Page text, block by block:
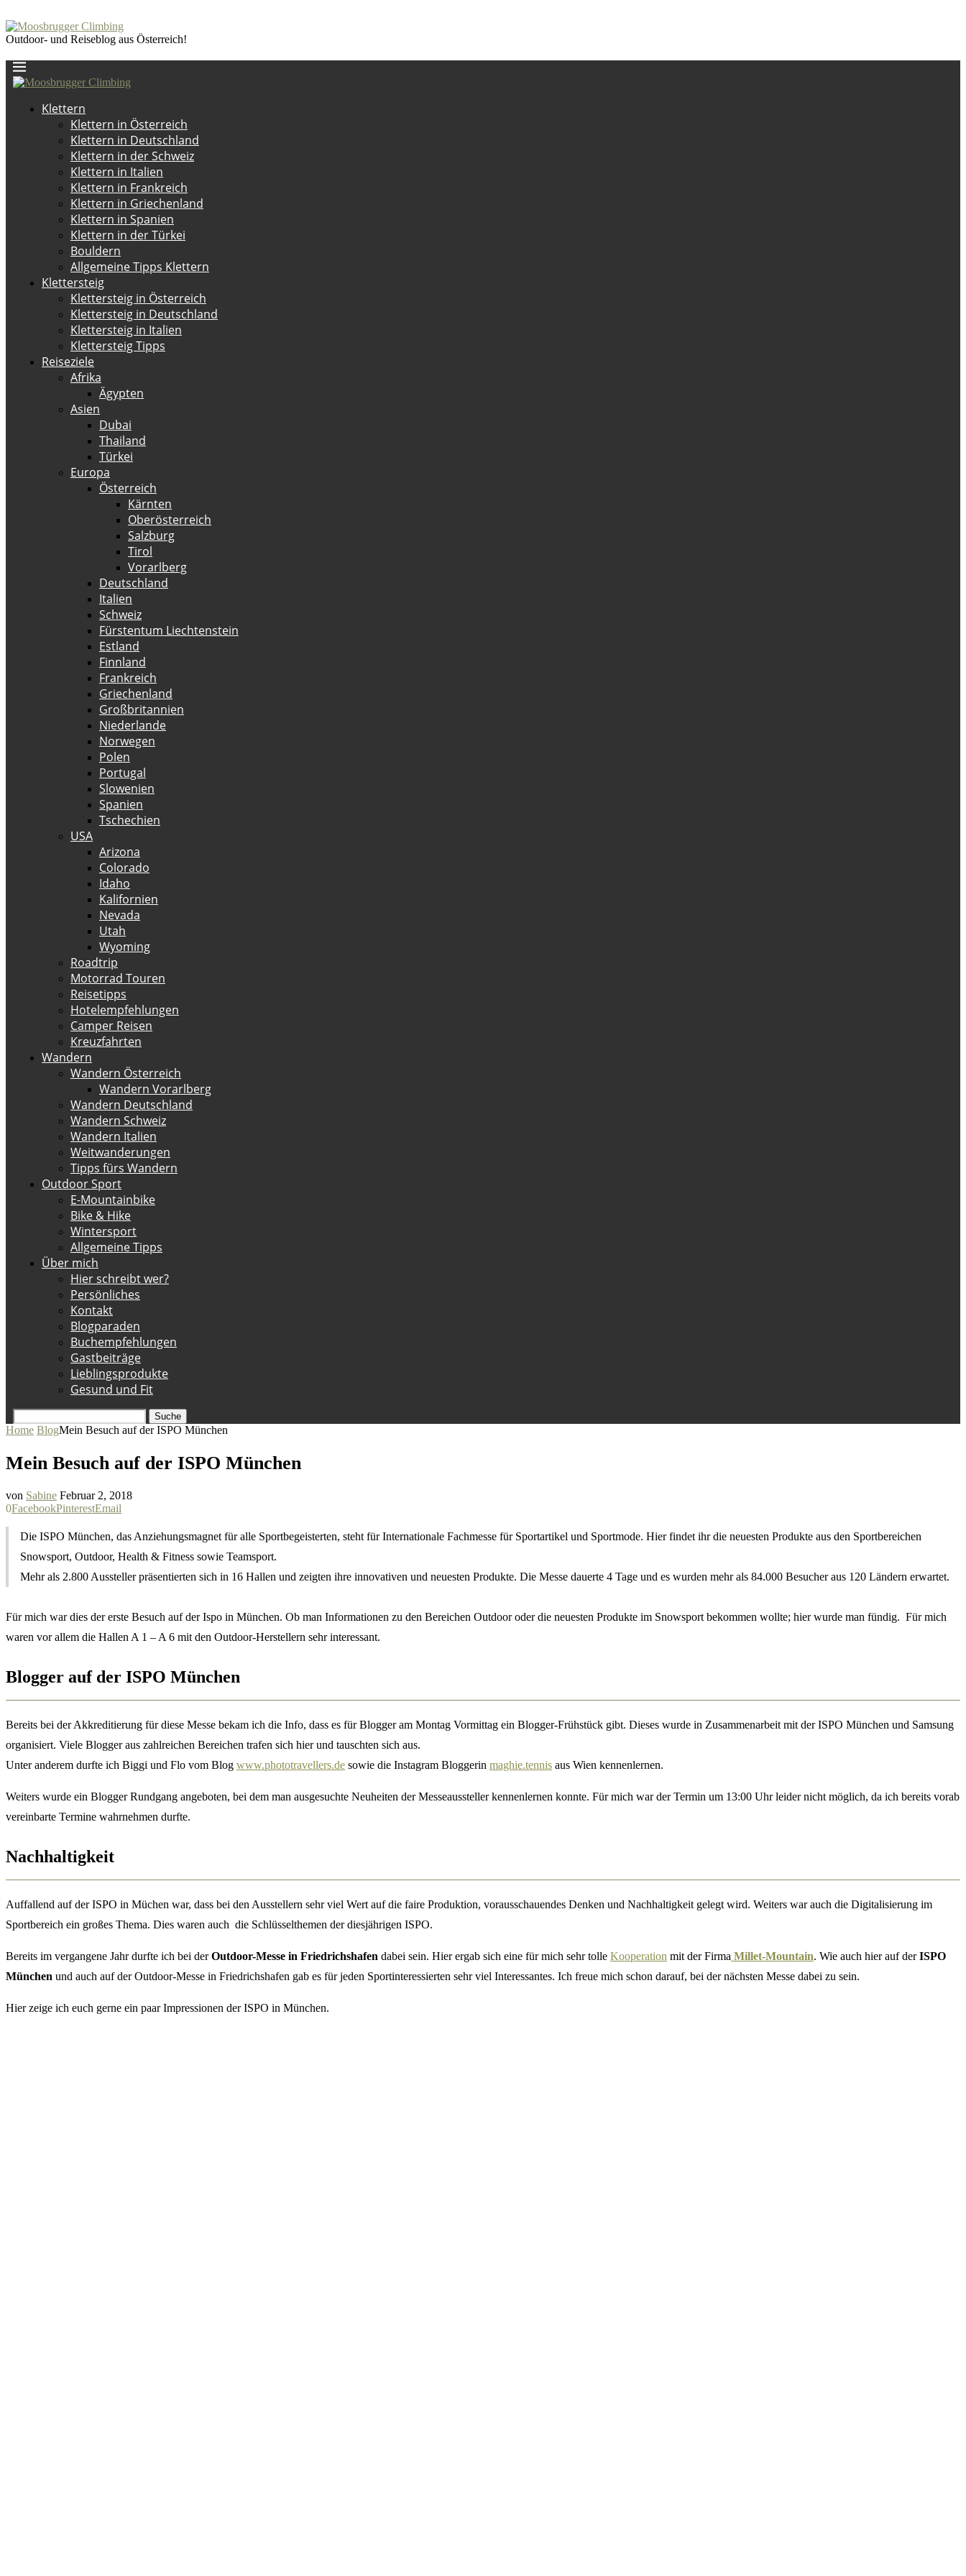
Outdoor- und Reiseblog aus Österreich!
Klettern
Klettern in Österreich
Klettern in Deutschland
Klettern in der Schweiz
Klettern in Italien
Klettern in Frankreich
Klettern in Griechenland
Klettern in Spanien
Klettern in der Türkei
Bouldern
Allgemeine Tipps Klettern
Klettersteig
Klettersteig in Österreich
Klettersteig in Deutschland
Klettersteig in Italien
Klettersteig Tipps
Reiseziele
Afrika
Ägypten
Asien
Dubai
Thailand
Türkei
Europa
Österreich
Kärnten
Oberösterreich
Salzburg
Tirol
Vorarlberg
Deutschland
Italien
Schweiz
Fürstentum Liechtenstein
Estland
Finnland
Frankreich
Griechenland
Großbritannien
Niederlande
Norwegen
Polen
Portugal
Slowenien
Spanien
Tschechien
USA
Arizona
Colorado
Idaho
Kalifornien
Nevada
Utah
Wyoming
Roadtrip
Motorrad Touren
Reisetipps
Hotelempfehlungen
Camper Reisen
Kreuzfahrten
Wandern
Wandern Österreich
Wandern Vorarlberg
Wandern Deutschland
Wandern Schweiz
Wandern Italien
Weitwanderungen
Tipps fürs Wandern
Outdoor Sport
E-Mountainbike
Bike & Hike
Wintersport
Allgemeine Tipps
Über mich
Hier schreibt wer?
Persönliches
Kontakt
Blogparaden
Buchempfehlungen
Gastbeiträge
Lieblingsprodukte
Gesund und Fit
Suche
Home BlogMein Besuch auf der ISPO München
Mein Besuch auf der ISPO München
von Sabine Februar 2, 2018
0FacebookPinterestEmail
Die ISPO München, das Anziehungsmagnet für alle Sportbegeisterten, steht für Internationale Fachmesse für Sportartikel und Sportmode. Hier findet ihr die neuesten Produkte aus den Sportbereichen
Snowsport, Outdoor, Health & Fitness sowie Teamsport.
Mehr als 2.800 Aussteller präsentierten sich in 16 Hallen und zeigten ihre innovativen und neuesten Produkte. Die Messe dauerte 4 Tage und es wurden mehr als 84.000 Besucher aus 120 Ländern erwartet.
Für mich war dies der erste Besuch auf der Ispo in München. Ob man Informationen zu den Bereichen Outdoor oder die neuesten Produkte im Snowsport bekommen wollte; hier wurde man fündig. Für mich
waren vor allem die Hallen A 1 – A 6 mit den Outdoor-Herstellern sehr interessant.
Blogger auf der ISPO München
Bereits bei der Akkreditierung für diese Messe bekam ich die Info, dass es für Blogger am Montag Vormittag ein Blogger-Frühstück gibt. Dieses wurde in Zusammenarbeit mit der ISPO München und Samsung
organisiert. Viele Blogger aus zahlreichen Bereichen trafen sich hier und tauschten sich aus.
Unter anderem durfte ich Biggi und Flo vom Blog www.phototravellers.de sowie die Instagram Bloggerin maghie.tennis aus Wien kennenlernen.
Weiters wurde ein Blogger Rundgang angeboten, bei dem man ausgesuchte Neuheiten der Messeaussteller kennenlernen konnte. Für mich war der Termin um 13:00 Uhr leider nicht möglich, da ich bereits vorab
vereinbarte Termine wahrnehmen durfte.
Nachhaltigkeit
Auffallend auf der ISPO in Müchen war, dass bei den Ausstellern sehr viel Wert auf die faire Produktion, vorausschauendes Denken und Nachhaltigkeit gelegt wird. Weiters war auch die Digitalisierung im
Sportbereich ein großes Thema. Dies waren auch die Schlüsselthemen der diesjährigen ISPO.
Bereits im vergangene Jahr durfte ich bei derOutdoor-Messe in Friedrichshafen dabei sein. Hier ergab sich eine für mich sehr tolle Kooperation mit der Firma Millet-Mountain. Wie auch hier auf derISPO
München und auch auf der Outdoor-Messe in Friedrichshafen gab es für jeden Sportinteressierten sehr viel Interessantes. Ich freue mich schon darauf, bei der nächsten Messe dabei zu sein.
Hier zeige ich euch gerne ein paar Impressionen der ISPO in München.